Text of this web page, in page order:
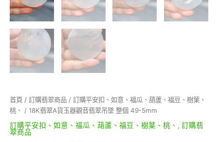
首頁 / 訂購翡翠商品 / 訂購平安扣、如意、福瓜、葫蘆、福豆、樹葉、
桃、 / 18K翡翠A貨玉器觀音翡翠吊墜 整個 49-5mm
訂購平安扣、如意、福瓜、葫蘆、福豆、樹葉、桃、 , 訂購翡
翠商品